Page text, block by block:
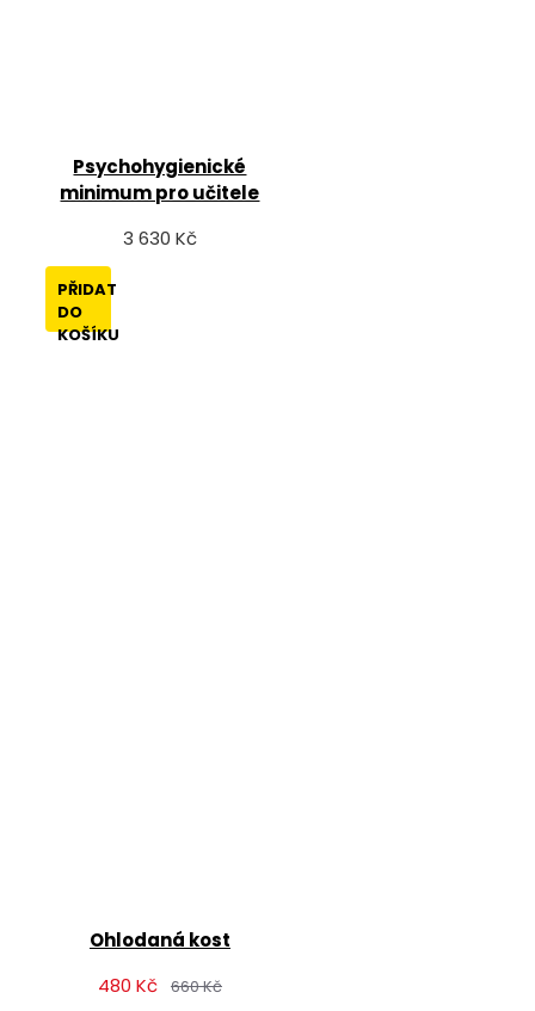
Psychohygienické
minimum pro učitele
3 630 Kč
PŘIDAT
DO
KOŠÍKU
Ohlodaná kost
480 Kč 660 Kč